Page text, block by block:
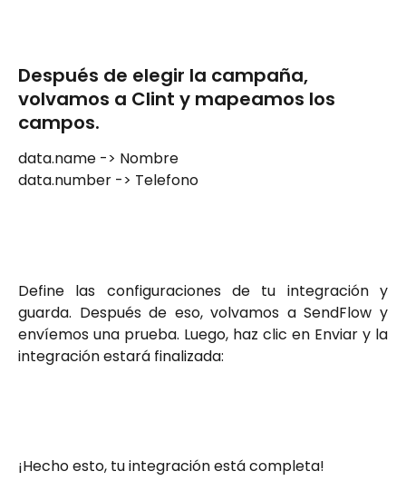
Después de elegir la campaña,
volvamos a Clint y mapeamos los
campos.
data.name -> Nombre
data.number -> Telefono
Define las configuraciones de tu integración y
guarda. Después de eso, volvamos a SendFlow y
envíemos una prueba. Luego, haz clic en Enviar y la
integración estará finalizada:
¡Hecho esto, tu integración está completa!